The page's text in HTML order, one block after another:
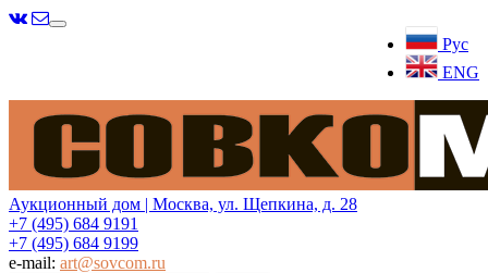
Рус
ENG
Меню
Аукционный дом | Москва, ул. Щепкина, д. 28
+7 (495) 684 9191
+7 (495) 684 9199
e-mail: art@sovcom.ru